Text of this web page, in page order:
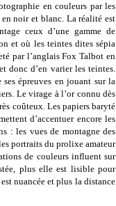
en couleurs par les
noir et blanc. La réalité est
ceux d’une gamme de
et où les teintes dites sépia
par l’anglais Fox Talbot en
donc d’en varier les teintes.
épreuves en jouant sur la
Le virage à l’or connu dès
coûteux. Les papiers baryté
d’accentuer encore les
: les vues de montagne des
portraits du prolixe amateur
de couleurs influent sur
plus elle est lisible pour
nuancée et plus la distance